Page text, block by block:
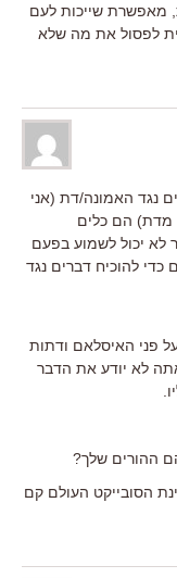
מאפשרת שייכות לעם
לפסול את מה שלא
נגד האמונה/דת (אני
מדת) הם כלים
לא יכול לשמוע בפעם
להוכיח דברים נגד
פני האיסלאם ודתות
לא יודע את הדבר
ההורים שלך?
הסובייקט העולם קם